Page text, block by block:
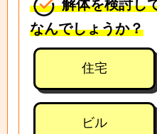
解体を検討し
なんでしょうか？
住宅
ビル